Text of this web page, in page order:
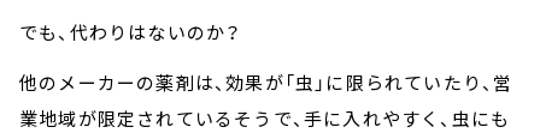
でも、代わりはないのか？
他のメーカーの薬剤は、効果が「虫」に限られていたり、営
業地域が限定されているそうで、手に入れやすく、虫にも